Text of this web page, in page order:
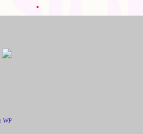
WP